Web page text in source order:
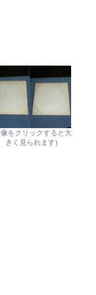
をクリックすると大
きく見られます)